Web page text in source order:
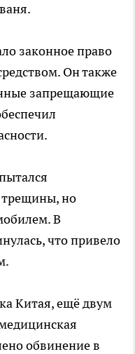
законное право
Он также
запрещающие
трещины, но
В
что привело
Китая, ещё двум
обвинение в